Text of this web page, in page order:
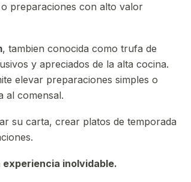
preparaciones con alto valor
, tambien conocida como trufa de
y apreciados de la alta cocina.
elevar preparaciones simples o
al comensal.
su carta, crear platos de temporada
inolvidable.